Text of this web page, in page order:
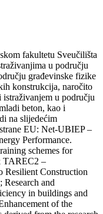
fakultetu Sveučilišta
u području
građevinske fizike
konstrukcija, naročito
u području
beton, kao i
na slijedećim
EU: Net-UBIEP –
Performance.
schemes for
TAREC2 –
Resilient Construction
Research and
in buildings and
of the